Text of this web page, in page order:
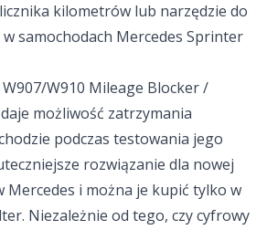
kilometrów lub narzędzie do
samochodach Mercedes Sprinter
W910 Mileage Blocker /
możliwość zatrzymania
podczas testowania jego
rozwiązanie dla nowej
Mercedes i można je kupić tylko w
Niezależnie od tego, czy cyfrowy